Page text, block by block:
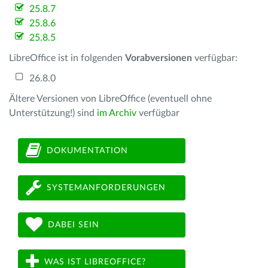
25.8.7
25.8.6
25.8.5
LibreOffice ist in folgenden Vorabversionen verfügbar:
26.8.0
Ältere Versionen von LibreOffice (eventuell ohne
Unterstützung!) sind im Archiv verfügbar
DOKUMENTATION
SYSTEMANFORDERUNGEN
DABEI SEIN
WAS IST LIBREOFFICE?